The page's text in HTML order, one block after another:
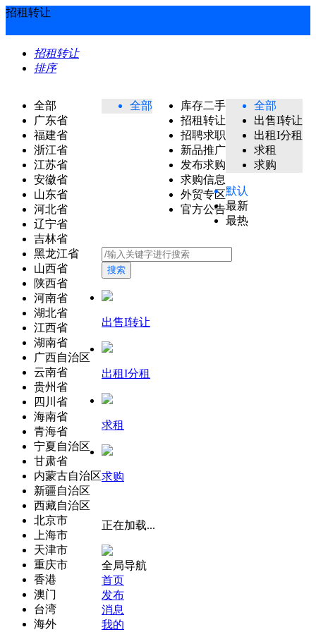
招租转让
招租转让
排序
全部
广东省
福建省
浙江省
江苏省
安徽省
山东省
河北省
辽宁省
吉林省
黑龙江省
山西省
陕西省
河南省
湖北省
江西省
湖南省
广西自治区
云南省
贵州省
四川省
海南省
青海省
宁夏自治区
甘肃省
内蒙古自治区
新疆自治区
西藏自治区
北京市
上海市
天津市
重庆市
香港
澳门
台湾
海外
全部
库存二手
招租转让
招聘求职
新品推广
发布求购
求购信息
外贸专区
官方公告
全部
出售I转让
出租I分租
求租
求购
默认
最新
最热
搜索
出售I转让
出租I分租
求租
求购
正在加载...
全局导航
首页
发布
消息
我的